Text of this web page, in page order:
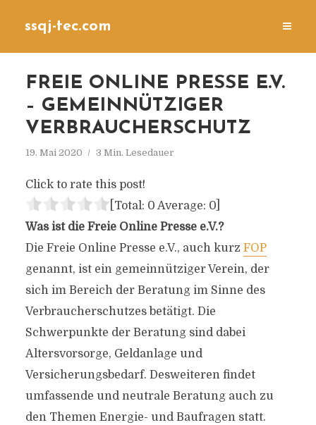
ssqj-tec.com
FREIE ONLINE PRESSE E.V.
– GEMEINNÜTZIGER
VERBRAUCHERSCHUTZ
19. Mai 2020 3 Min. Lesedauer
Click to rate this post!
[Total: 0 Average: 0]
Was ist die Freie Online Presse e.V.?
Die Freie Online Presse e.V., auch kurz FOP
genannt, ist ein gemeinnütziger Verein, der
sich im Bereich der Beratung im Sinne des
Verbraucherschutzes betätigt. Die
Schwerpunkte der Beratung sind dabei
Altersvorsorge, Geldanlage und
Versicherungsbedarf. Desweiteren findet
umfassende und neutrale Beratung auch zu
den Themen Energie- und Baufragen statt.